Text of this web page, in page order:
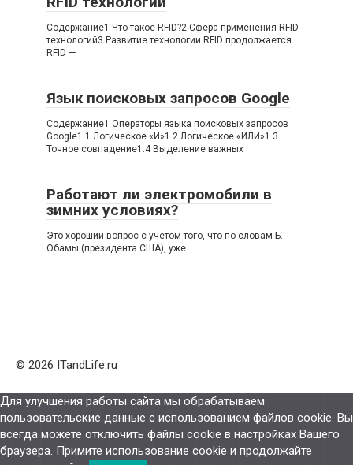
Содержание1 Что такое RFID?2 Сфера применения RFID
технологий3 Развитие технологии RFID продолжается
RFID —
Язык поисковых запросов Google
Содержание1 Операторы языка поисковых запросов
Google1.1 Логическое «И»1.2 Логическое «ИЛИ»1.3
Точное совпадение1.4 Выделение важных
Работают ли электромобили в
зимних условиях?
Это хороший вопрос с учетом того, что по словам Б.
Обамы (президента США), уже
© 2026 ITandLife.ru
Для улучшения работы сайта мы обрабатываем
пользовательские данные с использованием файлов cookie. Вы
всегда можете отключить файлы cookie в настройках Вашего
браузера. Примите использование cookie и продолжайте